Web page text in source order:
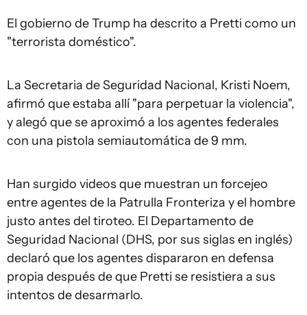
El gobierno de Trump ha descrito a Pretti como un
"terrorista doméstico".
La Secretaria de Seguridad Nacional, Kristi Noem,
afirmó que estaba allí "para perpetuar la violencia",
y alegó que se aproximó a los agentes federales
con una pistola semiautomática de 9 mm.
Han surgido videos que muestran un forcejeo
entre agentes de la Patrulla Fronteriza y el hombre
justo antes del tiroteo. El Departamento de
Seguridad Nacional (DHS, por sus siglas en inglés)
declaró que los agentes dispararon en defensa
propia después de que Pretti se resistiera a sus
intentos de desarmarlo.